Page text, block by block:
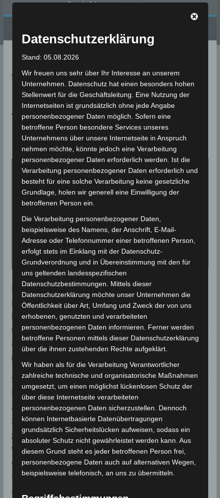
Google Adsenseist deaktiviert.
Sie sind hier: Startseite»1833-11-12
This Day in History: 1833-
11-12
Bei einem großen Leoniden-Meteorschauer werden
in einer Nacht Hunderttausende von Meteoren
beobachtet, die in ganz Nordamerika zu sehen
waren. Dieses Ereignis war der Auslöser für die erste
ernsthafte Untersuchung von Meteoritenschauern.
(Bild: Zeitgenössischer Holzschnitt von Adolf Vollmy)
Später wurde festgestellt, dass sehr starke
Leonidenschauer in Abständen von 33 bis 34 Jahren
auftreten (dies entspricht der Umlaufzeit des
zugehörigen Kometen Tempel-Tuttle), und
gelegentliche Aufzeichnungen ihres Auftretens
wurden bis etwa zum Jahr 902 zurückverfolgt. Seit
etwa 1945 haben Radarbeobachtungen gezeigt, dass
Meteorschauer regelmäßig auch am Tageshimmel
auftreten, wo sie für das Auge unsichtbar sind.
Datenschutzerklärung
Stand: 05.08.2026
Wir freuen uns sehr über Ihr Interesse an unserem
Unternehmen. Datenschutz hat einen besonders hohen
Stellenwert für die Geschäftsleitung. Eine Nutzung der
Internetseiten ist grundsätzlich ohne jede Angabe
personenbezogener Daten möglich. Sofern eine
betroffene Person besondere Services unseres
Unternehmens über unsere Internetseite in Anspruch
nehmen möchte, könnte jedoch eine Verarbeitung
personenbezogener Daten erforderlich werden. Ist die
Verarbeitung personenbezogener Daten erforderlich und
besteht für eine solche Verarbeitung keine gesetzliche
Grundlage, holen wir generell eine Einwilligung der
betroffenen Person ein.
Die Verarbeitung personenbezogener Daten,
beispielsweise des Namens, der Anschrift, E-Mail-
Adresse oder Telefonnummer einer betroffenen Person,
erfolgt stets im Einklang mit der Datenschutz-
Grundverordnung und in Übereinstimmung mit den für
uns geltenden landesspezifischen
Datenschutzbestimmungen. Mittels dieser
Datenschutzerklärung möchte unser Unternehmen die
Öffentlichkeit über Art, Umfang und Zweck der von uns
erhobenen, genutzten und verarbeiteten
personenbezogenen Daten informieren. Ferner werden
betroffene Personen mittels dieser Datenschutzerklärung
über die ihnen zustehenden Rechte aufgeklärt.
Wir haben als für die Verarbeitung Verantwortlicher
zahlreiche technische und organisatorische Maßnahmen
umgesetzt, um einen möglichst lückenlosen Schutz der
über diese Internetseite verarbeiteten
personenbezogenen Daten sicherzustellen. Dennoch
können Internetbasierte Datenübertragungen
grundsätzlich Sicherheitslücken aufweisen, sodass ein
absoluter Schutz nicht gewährleistet werden kann. Aus
diesem Grund steht es jeder betroffenen Person frei,
personenbezogene Daten auch auf alternativen Wegen,
beispielsweise telefonisch, an uns zu übermitteln.